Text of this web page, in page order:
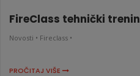
FireClass tehnički
Novosti • Fireclass •
PROČITAJ VIŠE